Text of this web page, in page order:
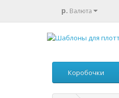
р. Валюта
Коробочки